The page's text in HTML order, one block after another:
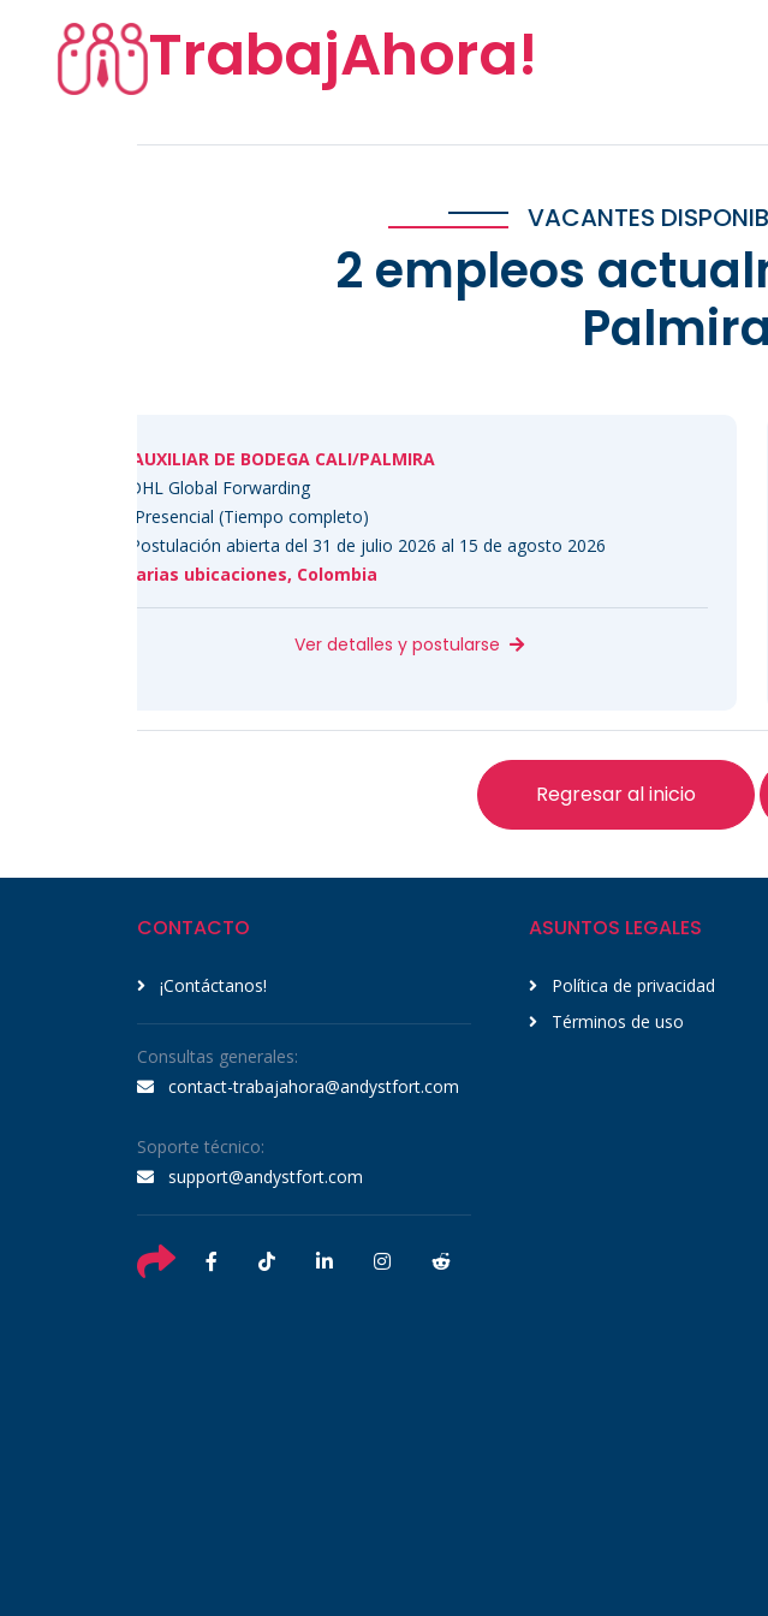
TrabajAhora!
VACANTES
2 empleos
BODEGA CALI/PALMIRA
(Tiempo completo)
abierta del 31 de julio 2026 al 15 de agosto 2026
Colombia
INGENIERO
Presencial
Postulación abierta
Regresar al inicio
CONTACTO
¡Contáctanos!
Consultas generales:
contact-trabajahora@andystfort.com
Soporte técnico:
support@andystfort.com
ASUNTOS LEGALES
Política de privacidad
Términos de uso